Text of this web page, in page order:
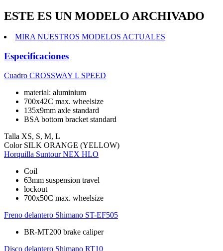
ESTE ES UN MODELO ARCHIVADO
MIRA NUESTROS MODELOS ACTUALES
Especificaciones
Cuadro CROSSWAY L SPEED
material: aluminium
700x42C max. wheelsize
135x9mm axle standard
BSA bottom bracket standard
Talla XS, S, M, L
Color SILK ORANGE (YELLOW)
Horquilla Suntour NEX HLO
Coil
63mm suspension travel
lockout
700x50C max. wheelsize
Freno delantero Shimano ST-EF505
BR-MT200 brake caliper
Disco delantero Shimano RT10